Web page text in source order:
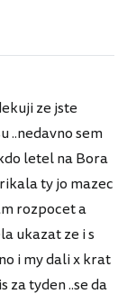
ze jste
..nedavno sem
letel na Bora
ty jo mazec
rozpocet a
ukazat ze i s
i my dali x krat
za tyden ..se da